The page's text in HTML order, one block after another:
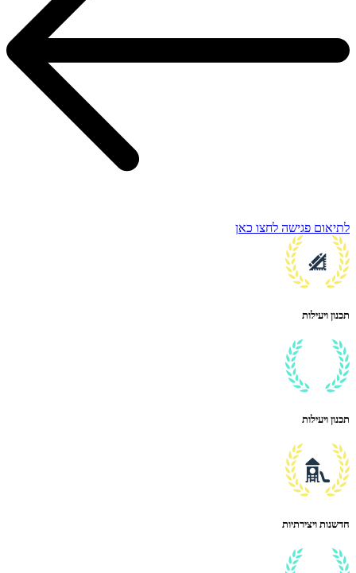
לתיאום פגישה לחצו כאן
תכנון ויעילות
תכנון ויעילות
חדשנות ויצירתיות